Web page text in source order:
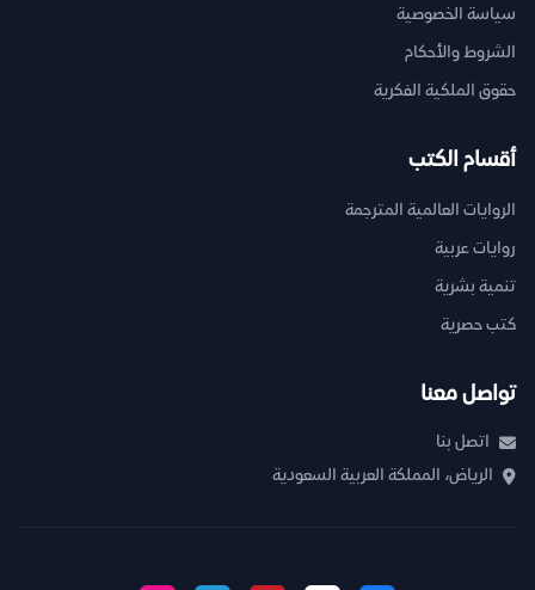
سياسة الخصوصية
الشروط والأحكام
حقوق الملكية الفكرية
أقسام الكتب
الروايات العالمية المترجمة
روايات عربية
تنمية بشرية
كتب حصرية
تواصل معنا
اتصل بنا
الرياض، المملكة العربية السعودية